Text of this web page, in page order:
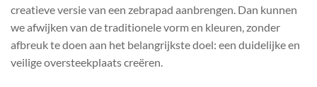
creatieve versie van een zebrapad aanbrengen. Dan kunnen
we afwijken van de traditionele vorm en kleuren, zonder
afbreuk te doen aan het belangrijkste doel: een duidelijke en
veilige oversteekplaats creëren.